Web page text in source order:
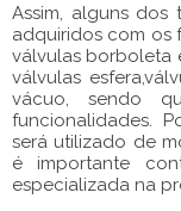
Assim, alguns
adquiridos com os
válvulas borboleta
válvulas
vácuo, sendo
funcionalidades.
será utilizado de
é importante
especializada na